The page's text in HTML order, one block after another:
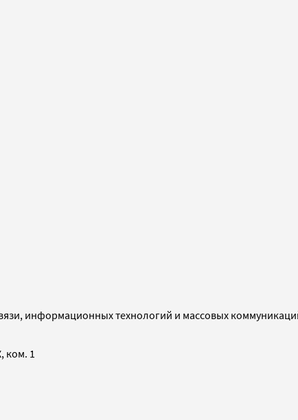
информационных технологий и массовых
ком. 1